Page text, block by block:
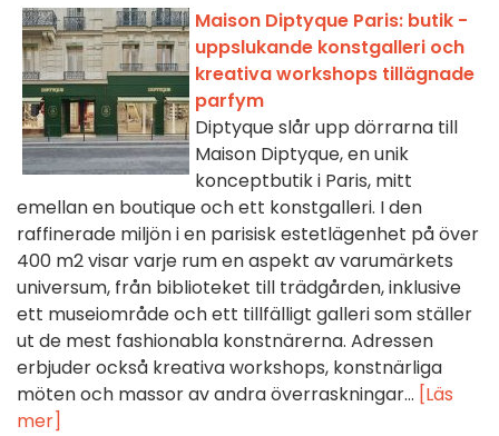
Maison Diptyque Paris: butik -
uppslukande konstgalleri och
kreativa workshops tillägnade
parfym
Diptyque slår upp dörrarna till
Maison Diptyque, en unik
konceptbutik i Paris, mitt
emellan en boutique och ett konstgalleri. I den
raffinerade miljön i en parisisk estetlägenhet på över
400 m2 visar varje rum en aspekt av varumärkets
universum, från biblioteket till trädgården, inklusive
ett museiområde och ett tillfälligt galleri som ställer
ut de mest fashionabla konstnärerna. Adressen
erbjuder också kreativa workshops, konstnärliga
möten och massor av andra överraskningar... [Läs
mer]